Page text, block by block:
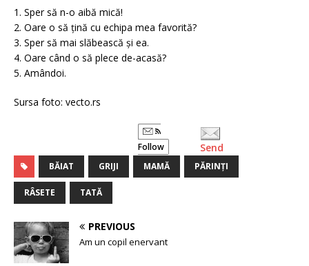
1. Sper să n-o aibă mică!
2. Oare o să țină cu echipa mea favorită?
3. Sper să mai slăbească și ea.
4. Oare când o să plece de-acasă?
5. Amândoi.
Sursa foto: vecto.rs
Follow Send
BĂIAT GRIJI MAMĂ PĂRINȚI
RÂSETE TATĂ
PREVIOUS
Am un copil enervant